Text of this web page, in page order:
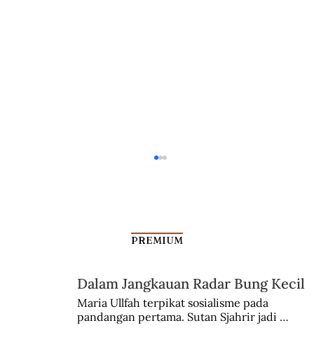
Aksi Poncke Princen di Hardjasari
PREMIUM
Dalam Jangkauan Radar Bung Kecil
Maria Ullfah terpikat sosialisme pada
pandangan pertama. Sutan Sjahrir jadi